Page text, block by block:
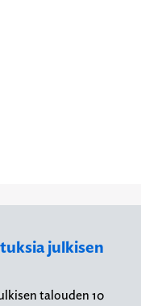
julkisen
talouden 10